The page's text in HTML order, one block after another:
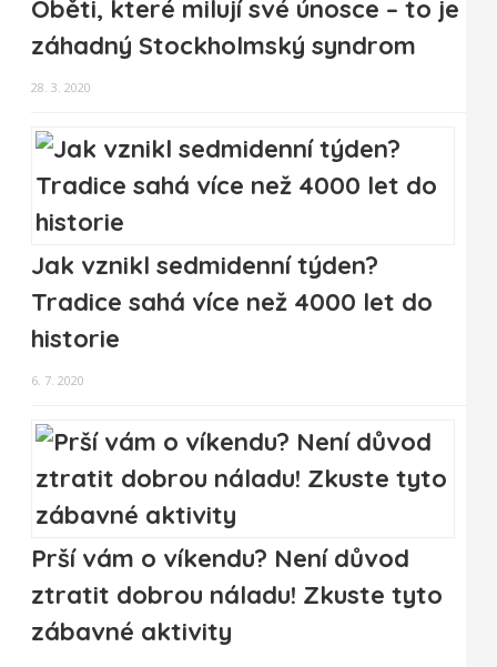
Oběti, které milují své únosce – to je
záhadný Stockholmský syndrom
28. 3. 2020
Jak vznikl sedmidenní týden?
Tradice sahá více než 4000 let do
historie
6. 7. 2020
Prší vám o víkendu? Není důvod
ztratit dobrou náladu! Zkuste tyto
zábavné aktivity